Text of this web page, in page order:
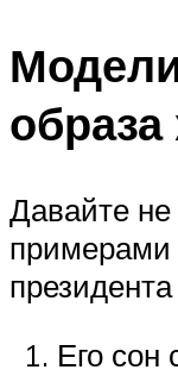
Давайте
примерами
Его сон